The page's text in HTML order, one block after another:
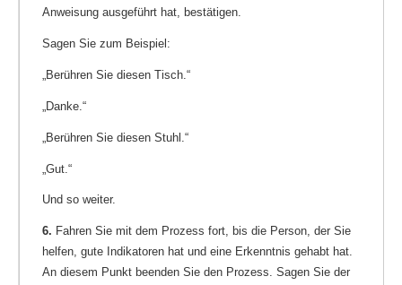
Anweisung ausgeführt hat, bestätigen.
Sagen Sie zum Beispiel:
„Berühren Sie diesen Tisch.“
„Danke.“
„Berühren Sie diesen Stuhl.“
„Gut.“
Und so weiter.
6. Fahren Sie mit dem Prozess fort, bis die Person, der Sie
helfen, gute Indikatoren hat und eine Erkenntnis gehabt hat.
An diesem Punkt beenden Sie den Prozess. Sagen Sie der